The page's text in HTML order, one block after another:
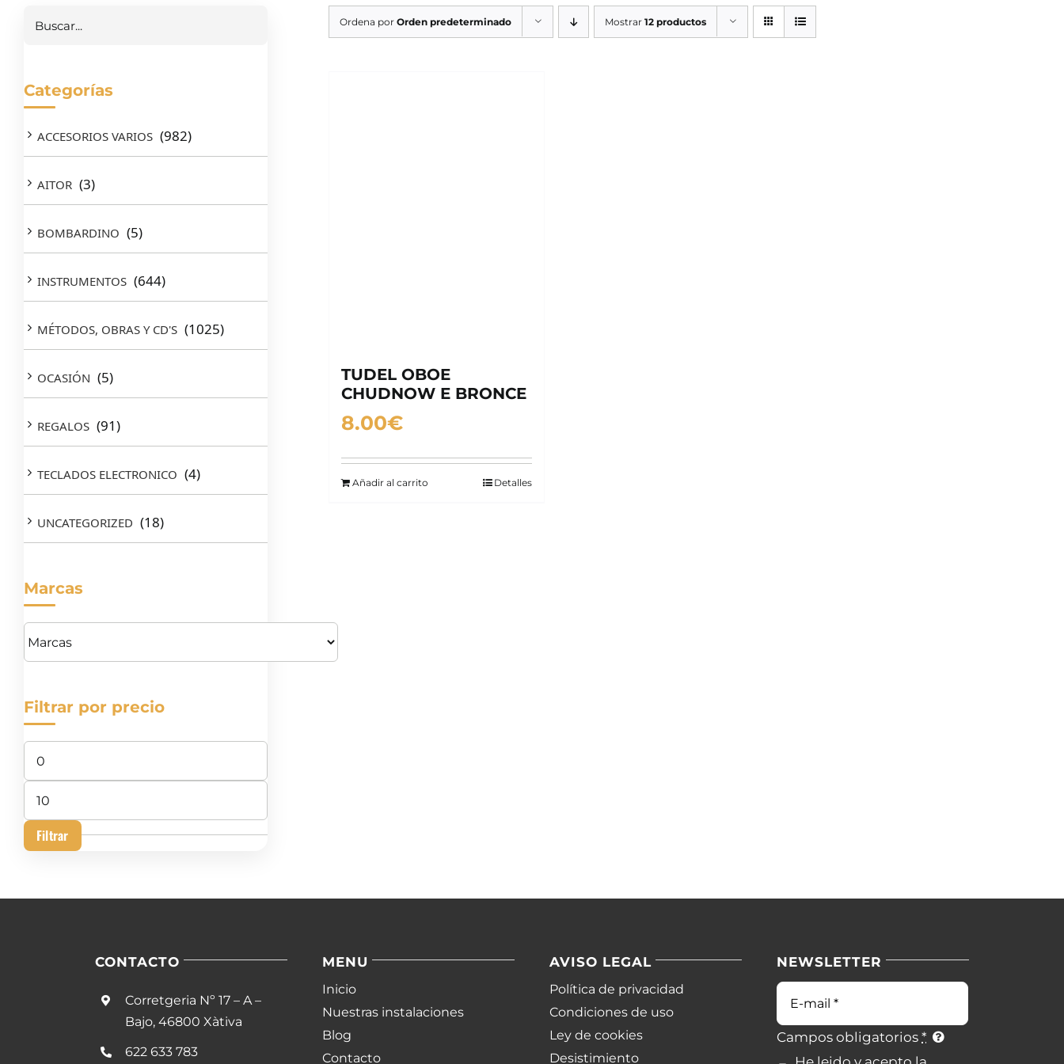
Ordena porOrden predeterminado Mostrar12 productos
TUDEL OBOE
CHUDNOW E BRONCE
8.00€
Añadir al carrito Detalles
Categorías
ACCESORIOS VARIOS (982)
AITOR (3)
BOMBARDINO (5)
INSTRUMENTOS (644)
MÉTODOS, OBRAS Y CD'S (1025)
OCASIÓN (5)
REGALOS (91)
TECLADOS ELECTRONICO (4)
UNCATEGORIZED (18)
Marcas
Filtrar por precio
Precio
mínimo
Precio
máximo
Filtrar
CONTACTO
Corretgeria Nº 17 – A –
Bajo, 46800 Xàtiva
622 633 783
MENU
Inicio
Nuestras instalaciones
Blog
Contacto
AVISO LEGAL
Política de privacidad
Condiciones de uso
Ley de cookies
Desistimiento
NEWSLETTER
Campos obligatorios*